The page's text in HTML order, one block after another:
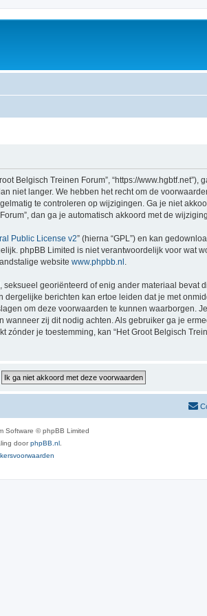
Belgisch Treinen Forum”, “https://
niet langer. We hebben het recht om de
te controleren op wijzigingen. Ga je niet
dan ga je automatisch akkoord met de
Public License v2” (hierna “GPL”) en kan
phpBB Limited is niet verantwoordelijk voor wat
website www.phpbb.nl
georiënteerd of enig ander materiaal bevat
berichten kan ertoe leiden dat je met
om deze voorwaarden te kunnen waarborgen.
zij dit nodig achten. Als gebruiker ga je
je toestemming, kan “Het Groot Belgisch
Software © phpBB Limited
doorphpBB.nl